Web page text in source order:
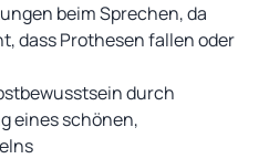
beim Sprechen, da
dass Prothesen fallen oder
durch
eines schönen,